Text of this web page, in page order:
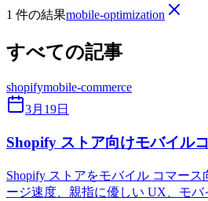
1 件の結果mobile-optimization
すべての記事
shopifymobile-commerce
3月19日
Shopify ストア向けモバイル
Shopify ストアをモバイル コマー
ージ速度、親指に優しい UX、モバ